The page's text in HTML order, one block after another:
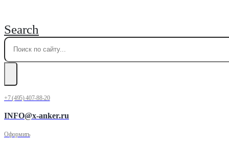
Search
+7 (495) 407-88-20
INFO@x-anker.ru
Оформить